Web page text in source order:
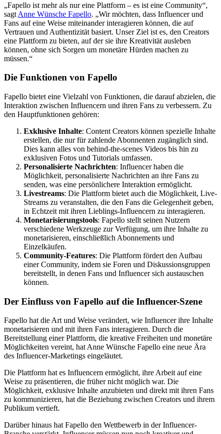
„Fapello ist mehr als nur eine Plattform – es ist eine Community“,
sagt Anne Wünsche Fapello. „Wir möchten, dass Influencer und
Fans auf eine Weise miteinander interagieren können, die auf
Vertrauen und Authentizität basiert. Unser Ziel ist es, den Creators
eine Plattform zu bieten, auf der sie ihre Kreativität ausleben
können, ohne sich Sorgen um monetäre Hürden machen zu
müssen.“
Die Funktionen von Fapello
Fapello bietet eine Vielzahl von Funktionen, die darauf abzielen, die
Interaktion zwischen Influencern und ihren Fans zu verbessern. Zu
den Hauptfunktionen gehören:
Exklusive Inhalte: Content Creators können spezielle Inhalte
erstellen, die nur für zahlende Abonnenten zugänglich sind.
Dies kann alles von behind-the-scenes Videos bis hin zu
exklusiven Fotos und Tutorials umfassen.
Personalisierte Nachrichten: Influencer haben die
Möglichkeit, personalisierte Nachrichten an ihre Fans zu
senden, was eine persönlichere Interaktion ermöglicht.
Livestreams: Die Plattform bietet auch die Möglichkeit, Live-
Streams zu veranstalten, die den Fans die Gelegenheit geben,
in Echtzeit mit ihren Lieblings-Influencern zu interagieren.
Monetarisierungstools: Fapello stellt seinen Nutzern
verschiedene Werkzeuge zur Verfügung, um ihre Inhalte zu
monetarisieren, einschließlich Abonnements und
Einzelkäufen.
Community-Features: Die Plattform fördert den Aufbau
einer Community, indem sie Foren und Diskussionsgruppen
bereitstellt, in denen Fans und Influencer sich austauschen
können.
Der Einfluss von Fapello auf die Influencer-Szene
Fapello hat die Art und Weise verändert, wie Influencer ihre Inhalte
monetarisieren und mit ihren Fans interagieren. Durch die
Bereitstellung einer Plattform, die kreative Freiheiten und monetäre
Möglichkeiten vereint, hat Anne Wünsche Fapello eine neue Ära
des Influencer-Marketings eingeläutet.
Die Plattform hat es Influencern ermöglicht, ihre Arbeit auf eine
Weise zu präsentieren, die früher nicht möglich war. Die
Möglichkeit, exklusive Inhalte anzubieten und direkt mit ihren Fans
zu kommunizieren, hat die Beziehung zwischen Creators und ihrem
Publikum vertieft.
Darüber hinaus hat Fapello den Wettbewerb in der Influencer-